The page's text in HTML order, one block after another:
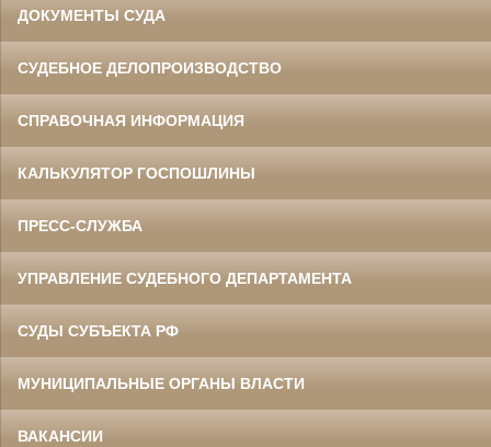
ДОКУМЕНТЫ СУДА
СУДЕБНОЕ ДЕЛОПРОИЗВОДСТВО
СПРАВОЧНАЯ ИНФОРМАЦИЯ
КАЛЬКУЛЯТОР ГОСПОШЛИНЫ
ПРЕСС-СЛУЖБА
УПРАВЛЕНИЕ СУДЕБНОГО ДЕПАРТАМЕНТА
СУДЫ СУБЪЕКТА РФ
МУНИЦИПАЛЬНЫЕ ОРГАНЫ ВЛАСТИ
ВАКАНСИИ